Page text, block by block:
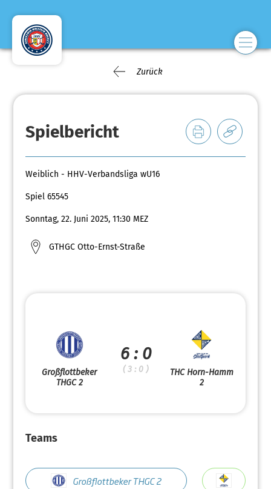
Zurück
Spielbericht
Weiblich - HHV-Verbandsliga wU16
Spiel 65545
Sonntag, 22. Juni 2025, 11:30 MEZ
GTHGC Otto-Ernst-Straße
Großflottbeker
THGC 2
6 : 0
( 3 : 0 )
THC Horn-Hamm
2
Teams
Großflottbeker THGC 2